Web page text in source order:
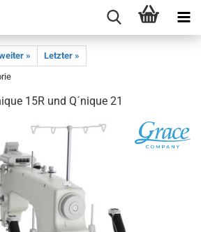
»
Letzter »
15R und Q´nique 21